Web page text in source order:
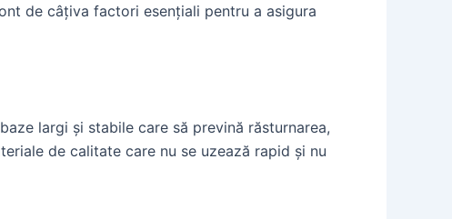
de câțiva factori esențiali pentru a asigura
largi și stabile care să prevină răsturnarea,
de calitate care nu se uzează rapid și nu